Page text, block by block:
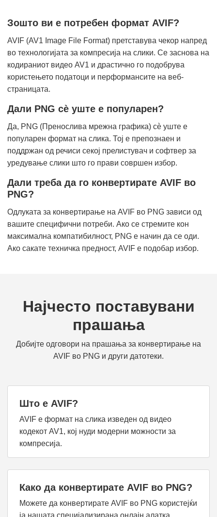
Зошто ви е потребен формат AVIF?
AVIF (AV1 Image File Format) претставува чекор напред
во технологијата за компресија на слики. Се заснова на
кодираниот видео AV1 и драстично го подобрува
користењето податоци и перформансите на веб-
страницата.
Дали PNG сè уште е популарен?
Да, PNG (Пренослива мрежна графика) сè уште е
популарен формат на слика. Тој е препознаен и
поддржан од речиси секој прелистувач и софтвер за
уредување слики што го прави совршен избор.
Дали треба да го конвертирате AVIF во
PNG?
Одлуката за конвертирање на AVIF во PNG зависи од
вашите специфични потреби. Ако се стремите кон
максимална компатибилност, PNG е начин да се оди.
Ако сакате техничка предност, AVIF е подобар избор.
Најчесто поставувани
прашања
Добијте одговори на прашања за конвертирање на
AVIF во PNG и други датотеки.
Што е AVIF?
AVIF е формат на слика изведен од видео
кодекот AV1, кој нуди модерни можности за
компресија.
Како да конвертирате AVIF во PNG?
Можете да конвертирате AVIF во PNG користејќи